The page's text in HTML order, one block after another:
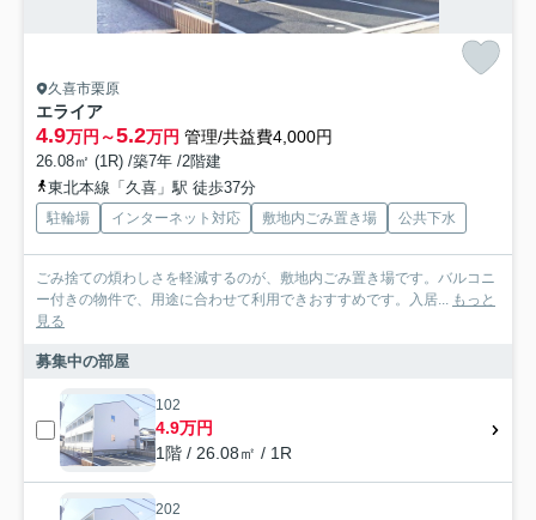
久喜市栗原
エライア
4.9万円～5.2万円 管理/共益費4,000円
26.08㎡ (1R) /築7年 /2階建
東北本線「久喜」駅 徒歩37分
駐輪場 インターネット対応 敷地内ごみ置き場 公共下水
ごみ捨ての煩わしさを軽減するのが、敷地内ごみ置き場です。バルコニ
ー付きの物件で、用途に合わせて利用できおすすめです。入居... もっと
見る
募集中の部屋
102
4.9万円
1階 / 26.08㎡ / 1R
202